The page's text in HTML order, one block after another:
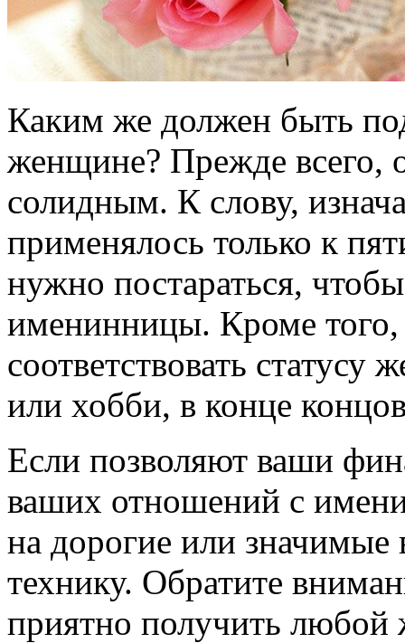
Каким же должен быть
женщине? Прежде всего,
солидным. К слову,
применялось только к
нужно постараться,
именинницы. Кроме
соответствовать
или хобби, в конце
Если позволяют ваши
ваших отношений с
на дорогие или значимые
технику. Обратите
приятно получить